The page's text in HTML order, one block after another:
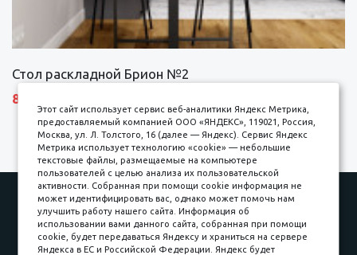
Стол раскладной Брион №2
8690 р.
Наши работы
Оплата
Доставка и сборка
Гарантии
Карьера в компании
Контакты
Этот сайт использует сервис веб-аналитики Яндекс Метрика,
предоставляемый компанией ООО «ЯНДЕКС», 119021, Россия,
Москва, ул. Л. Толстого, 16 (далее — Яндекс). Сервис Яндекс
Метрика использует технологию «cookie» — небольшие
текстовые файлы, размещаемые на компьютере
пользователей с целью анализа их пользовательской
активности. Собранная при помощи cookie информация не
может идентифицировать вас, однако может помочь нам
улучшить работу нашего сайта. Информация об
использовании вами данного сайта, собранная при помощи
cookie, будет передаваться Яндексу и храниться на сервере
Яндекса в ЕС и Российской Федерации. Яндекс будет